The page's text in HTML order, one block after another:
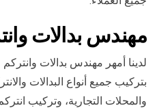
مهندس بدالات
لدينا أمهر مهندس بدالات
بتركيب جميع أنواع البدالات
والمحلات التجارية، وتركيب